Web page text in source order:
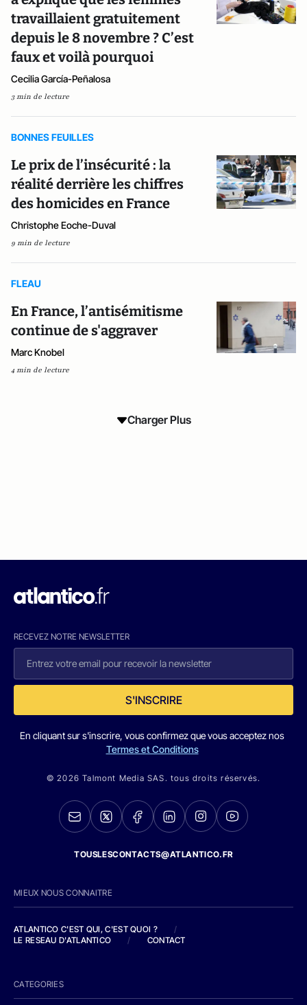
travaillaient gratuitement
depuis le 8 novembre ? C’est
faux et voilà pourquoi
Cecilia García-Peñalosa
3 min de lecture
BONNES FEUILLES
Le prix de l’insécurité : la
réalité derrière les chiffres
des homicides en France
Christophe Eoche-Duval
9 min de lecture
FLEAU
En France, l’antisémitisme
continue de s'aggraver
Marc Knobel
4 min de lecture
Charger Plus
RECEVEZ NOTRE NEWSLETTER
S'INSCRIRE
En cliquant sur s'inscrire, vous confirmez que vous acceptez nos
Termes et Conditions
© 2026 Talmont Media SAS. tous droits réservés.
TOUSLESCONTACTS@ATLANTICO.FR
MIEUX NOUS CONNAITRE
ATLANTICO C'EST QUI, C'EST QUOI ?
/
LE RESEAU D'ATLANTICO
/ CONTACT
CATEGORIES